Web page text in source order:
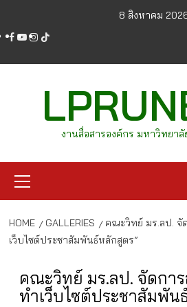
content
8 สิงหาคม
facebook
youtube
instagram
tiktok
งานสื่อสารองค์กร มหาวิทยาลั
Menu
HOME GALLERIES
คณะวิทย์ มร.ลป. จั
เว็บไซต์ประชาสัมพันธ์หลักสูตร”
คณะวิทย์ มร.ลป. จัดกา
ทำเว็บไซต์ประชาสัมพัน